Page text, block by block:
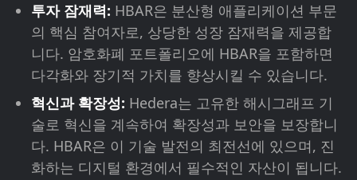
투자 잠재력: HBAR은 분산형 애플리케이션 부문
의 핵심 참여자로, 상당한 성장 잠재력을 제공합
니다. 암호화폐 포트폴리오에 HBAR을 포함하면
다각화와 장기적 가치를 향상시킬 수 있습니다.
혁신과 확장성: Hedera는 고유한 해시그래프 기
술로 혁신을 계속하여 확장성과 보안을 보장합니
다. HBAR은 이 기술 발전의 최전선에 있으며, 진
화하는 디지털 환경에서 필수적인 자산이 됩니다.